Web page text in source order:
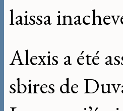
laissa
Alexis a été
sbires de